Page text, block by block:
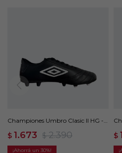
Championes Umbro Clasic II HG -
$ 1.673 $ 2.390
30
$